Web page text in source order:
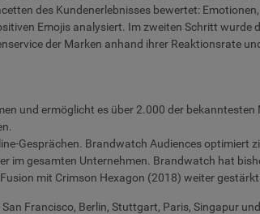
des Kundenerlebnisses bewertet:
Emojis analysiert. Im zweiten Schritt wurde
der Marken anhand ihrer Reaktionsrate
und ermöglicht es über 2.000 der
Gesprächen. Brandwatch Audiences optimiert
gesamten Unternehmen. Brandwatch hat
mit Crimson Hexagon (2018) weiter gestärkt.
Francisco, Berlin, Stuttgart, Paris, Singapur